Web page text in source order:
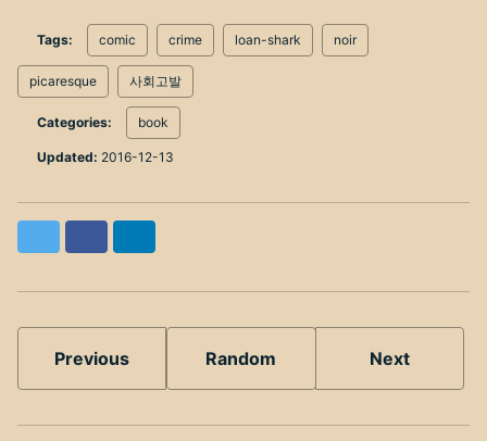
Tags: comic crime loan-shark noir
picaresque 사회고발
Categories: book
Updated: 2016-12-13
Previous Random Next